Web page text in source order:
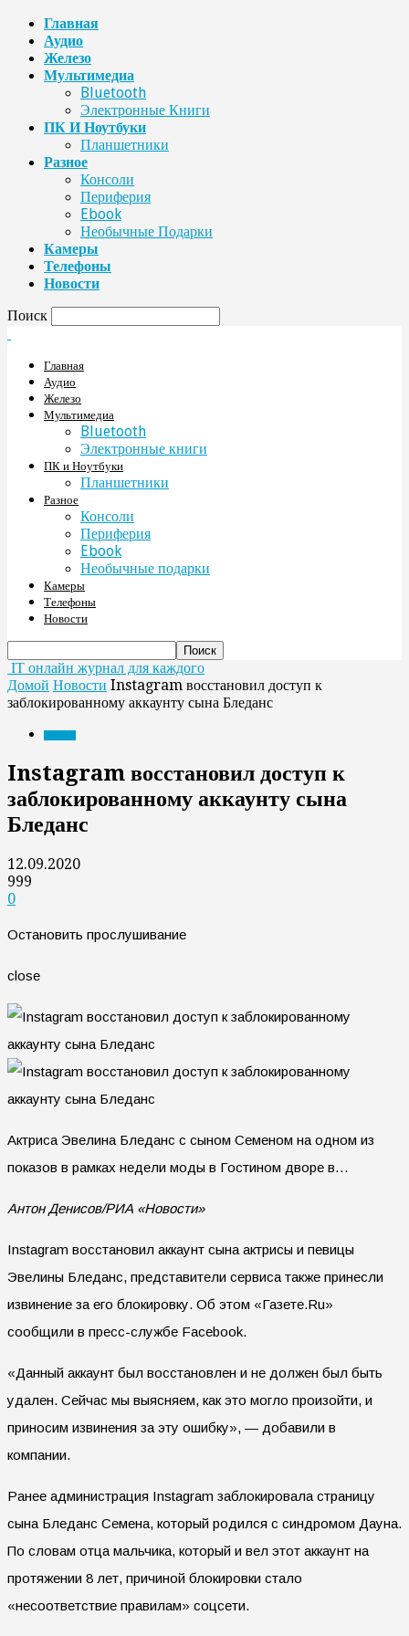
Главная
Аудио
Железо
Мультимедиа
Bluetooth
Электронные Книги
ПК И Ноутбуки
Планшетники
Разное
Консоли
Периферия
Ebook
Необычные Подарки
Камеры
Телефоны
Новости
Поиск
Главная
Аудио
Железо
Мультимедиа
Bluetooth
Электронные книги
ПК и Ноутбуки
Планшетники
Разное
Консоли
Периферия
Ebook
Необычные подарки
Камеры
Телефоны
Новости
IT онлайн журнал для каждого
Домой Новости Instagram восстановил доступ к
заблокированному аккаунту сына Бледанс
Instagram восстановил доступ к
заблокированному аккаунту сына
Бледанс
12.09.2020
999
0
Остановить прослушивание
close
Актриса Эвелина Бледанс c сыном Семеном на одном из
показов в рамках недели моды в Гостином дворе в…
Антон Денисов/РИА «Новости»
Instagram восстановил аккаунт сына актрисы и певицы
Эвелины Бледанс, представители сервиса также принесли
извинение за его блокировку. Об этом «Газете.Ru»
сообщили в пресс-службе Facebook.
«Данный аккаунт был восстановлен и не должен был быть
удален. Сейчас мы выясняем, как это могло произойти, и
приносим извинения за эту ошибку», — добавили в
компании.
Ранее администрация Instagram заблокировала страницу
сына Бледанс Семена, который родился с синдромом Дауна.
По словам отца мальчика, который и вел этот аккаунт на
протяжении 8 лет, причиной блокировки стало
«несоответствие правилам» соцсети.